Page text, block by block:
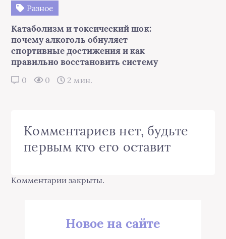
Разное
Катаболизм и токсический шок:
почему алкоголь обнуляет
спортивные достижения и как
правильно восстановить систему
0 0 2 мин.
Комментариев нет, будьте
первым кто его оставит
Комментарии закрыты.
Новое на сайте